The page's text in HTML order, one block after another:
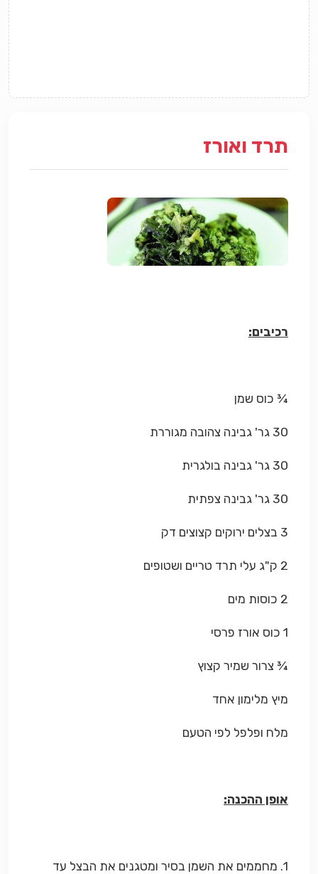
תרד ואורז
רכיבים:
¾ כוס שמן
30 גר' גבינה צהובה מגוררת
30 גר' גבינה בולגרית
30 גר' גבינה צפתית
3 בצלים ירוקים קצוצים דק
2 ק"ג עלי תרד טריים ושטופים
2 כוסות מים
1 כוס אורז פרסי
¾ צרור שמיר קצוץ
מיץ מלימון אחד
מלח ופלפל לפי הטעם
אופן ההכנה:
1. מחממים את השמן בסיר ומטגנים את הבצל עד